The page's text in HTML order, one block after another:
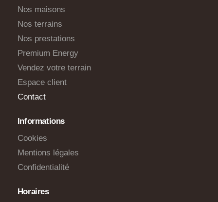
Nos maisons
Nos terrains
Nos prestations
Premium Energy
Vendez votre terrain
Espace client
Contact
Horaires
Informations
Cookies
Mentions légales
Confidentialité